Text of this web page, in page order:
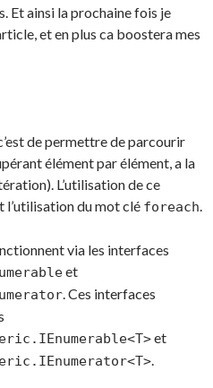
Et ainsi la prochaine fois je
et en plus ca boostera mes
de permettre de parcourir
élément par élément, a la
L’utilisation de ce
l’utilisation du mot clé foreach.
via les interfaces
et
. Ces interfaces
et
.